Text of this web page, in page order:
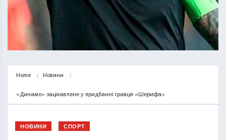
Home Новини
«Динамо» зацікавлене у придбанні гравця «Шерифа»
НОВИНИ СПОРТ